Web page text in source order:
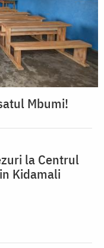
Mbumi!
la Centrul
Kidamali